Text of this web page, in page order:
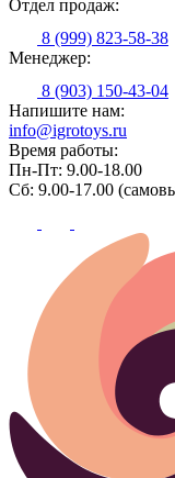
Отдел продаж:
8 (999) 823-58-38
Менеджер:
8 (903) 150-43-04
Напишите нам:
info@igrotoys.ru
Время работы:
Пн-Пт: 9.00-18.00
Сб: 9.00-17.00